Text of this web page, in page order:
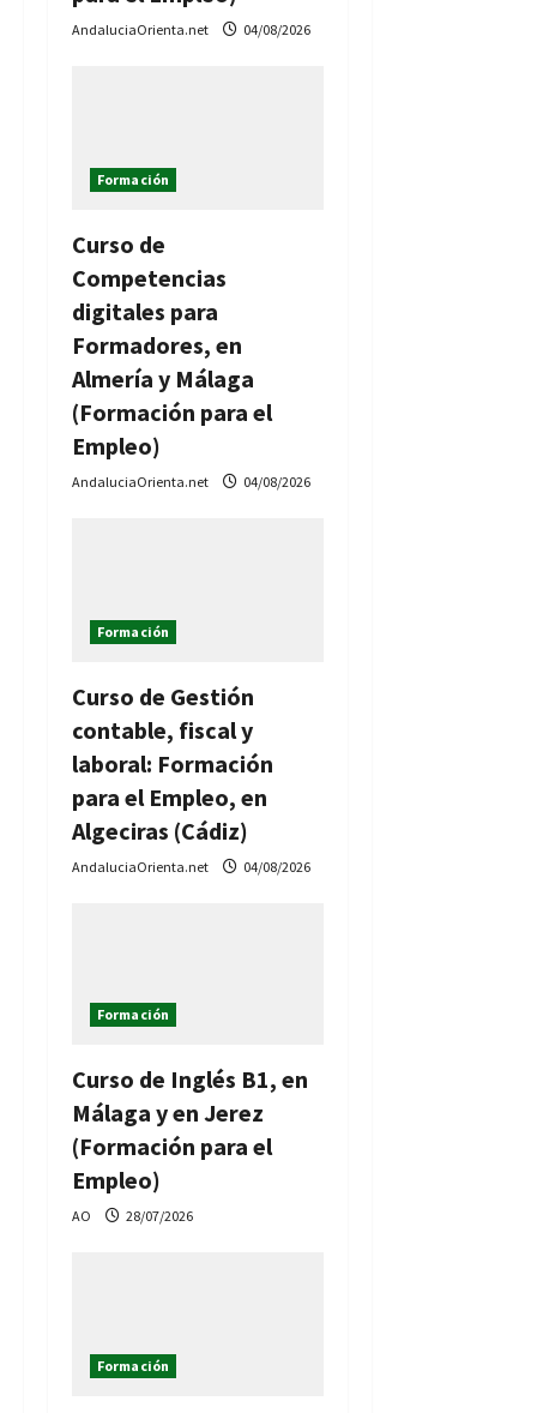
AndaluciaOrienta.net 04/08/2026
Formación
Curso de
Competencias
digitales para
Formadores, en
Almería y Málaga
(Formación para el
Empleo)
AndaluciaOrienta.net 04/08/2026
Formación
Curso de Gestión
contable, fiscal y
laboral: Formación
para el Empleo, en
Algeciras (Cádiz)
AndaluciaOrienta.net 04/08/2026
Formación
Curso de Inglés B1, en
Málaga y en Jerez
(Formación para el
Empleo)
AO 28/07/2026
Formación